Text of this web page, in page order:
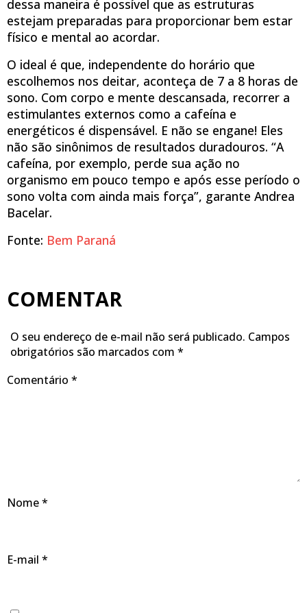
dessa maneira é possível que as estruturas
estejam preparadas para proporcionar bem estar
físico e mental ao acordar.
O ideal é que, independente do horário que
escolhemos nos deitar, aconteça de 7 a 8 horas de
sono. Com corpo e mente descansada, recorrer a
estimulantes externos como a cafeína e
energéticos é dispensável. E não se engane! Eles
não são sinônimos de resultados duradouros. “A
cafeína, por exemplo, perde sua ação no
organismo em pouco tempo e após esse período o
sono volta com ainda mais força”, garante Andrea
Bacelar.
Fonte: Bem Paraná
COMENTAR
O seu endereço de e-mail não será publicado. Campos
obrigatórios são marcados com *
Comentário *
Nome*
E-mail *